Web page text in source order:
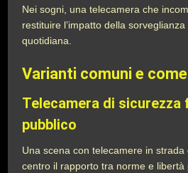
Nei sogni, una telecamera che
restituire l’impatto della
quotidiana.
Varianti comuni e
Telecamera di sicurezza
pubblico
Una scena con telecamere in
centro il rapporto tra norme e libertà